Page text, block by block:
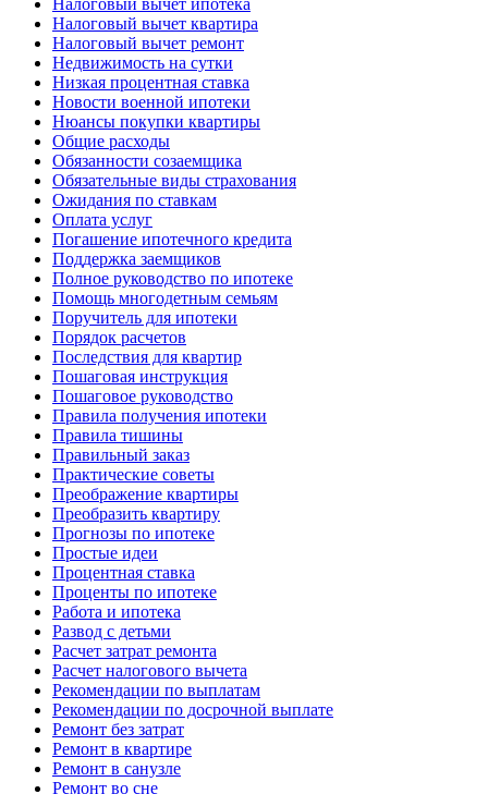
Налоговый вычет квартира
Налоговый вычет ремонт
Недвижимость на сутки
Низкая процентная ставка
Новости военной ипотеки
Нюансы покупки квартиры
Общие расходы
Обязанности созаемщика
Обязательные виды страхования
Ожидания по ставкам
Оплата услуг
Погашение ипотечного кредита
Поддержка заемщиков
Полное руководство по ипотеке
Помощь многодетным семьям
Поручитель для ипотеки
Порядок расчетов
Последствия для квартир
Пошаговая инструкция
Пошаговое руководство
Правила получения ипотеки
Правила тишины
Правильный заказ
Практические советы
Преображение квартиры
Преобразить квартиру
Прогнозы по ипотеке
Простые идеи
Процентная ставка
Проценты по ипотеке
Работа и ипотека
Развод с детьми
Расчет затрат ремонта
Расчет налогового вычета
Рекомендации по выплатам
Рекомендации по досрочной выплате
Ремонт без затрат
Ремонт в квартире
Ремонт в санузле
Ремонт во сне